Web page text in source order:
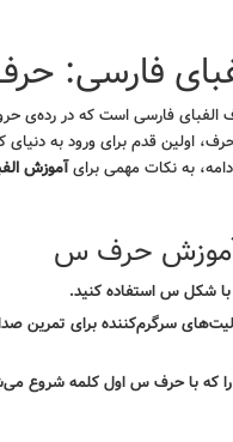
فارسی:
الفبای فارسی است که در رده‌ی
اولین قدم برای ورود به
به نکات مهمی برایآموزش
آموزش حرف س
شکل ساستفاده کنید.
سرگرم‌کننده برای تمرین
که باحرف س اول کلمهشروع